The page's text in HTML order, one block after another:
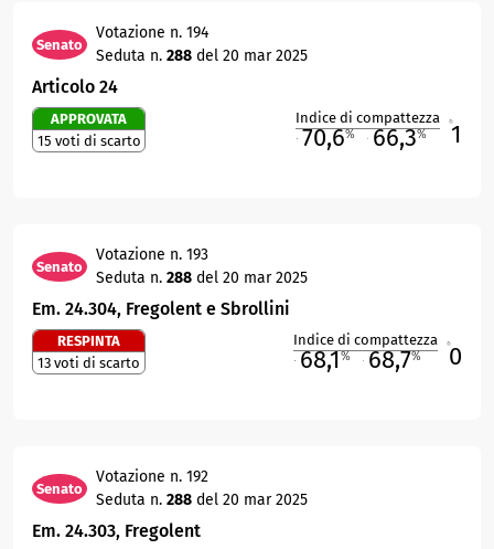
Senato
Votazione n. 194
Seduta n. 288 del 20 mar 2025
Articolo 24
APPROVATA
15 voti di scarto
Indice di compattezza
70,6% 66,3% 1
Senato
Votazione n. 193
Seduta n. 288 del 20 mar 2025
Em. 24.304, Fregolent e Sbrollini
RESPINTA
13 voti di scarto
Indice di compattezza
68,1% 68,7% 0
Senato
Votazione n. 192
Seduta n. 288 del 20 mar 2025
Em. 24.303, Fregolent